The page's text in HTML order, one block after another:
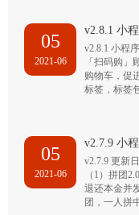
05
2021-06
v2.8.1 小
v2.8.1 小程
「扫码购
购物车，促
标签，标签
05
2021-06
v2.7.9 小
v2.7.9 更新
（1）拼团
退还本金并
团，一人拼